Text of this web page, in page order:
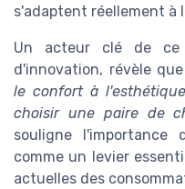
s'adaptent réellement à
Un acteur clé de ce
d'innovation, révèle que
le confort à
choisir une paire de
souligne l'importance
comme un levier
actuelles des